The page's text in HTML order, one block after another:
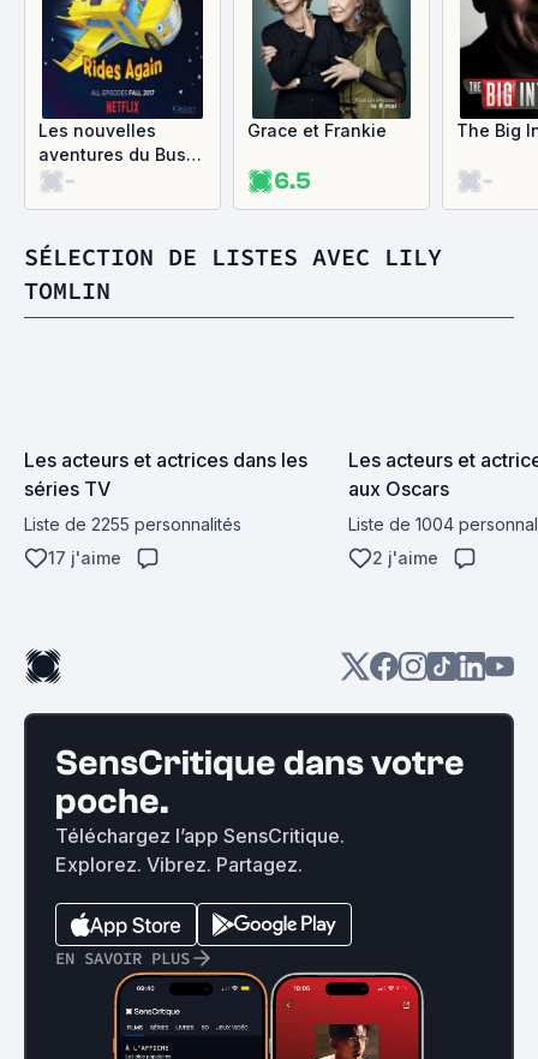
Les nouvelles
aventures du Bus
Magique
-
Grace et Frankie
6.5
The Big
-
SÉLECTION DE LISTES AVEC LILY
TOMLIN
Les acteurs et actrices dans les
séries TV
Liste de 2255 personnalités
17 j'aime
Les acteurs et
aux Oscars
Liste de 1004
2 j'aime
SensCritique dans votre
poche.
Téléchargez l’app SensCritique.
Explorez. Vibrez. Partagez.
EN SAVOIR PLUS